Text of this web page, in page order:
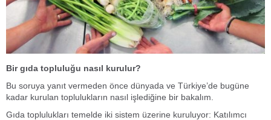
Bir gıda topluluğu nasıl kurulur?
Bu soruya yanıt vermeden önce dünyada ve Türkiye’de bugüne
kadar kurulan toplulukların nasıl işlediğine bir bakalım.
Gıda toplulukları temelde iki sistem üzerine kuruluyor: Katılımcı